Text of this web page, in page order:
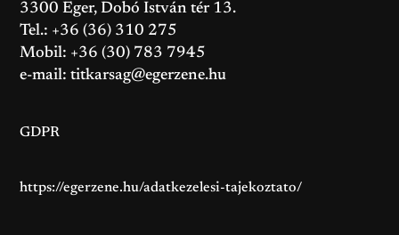
3300 Eger, Dobó István tér 13.
Tel.: +36 (36) 310 275
Mobil: +36 (30) 783 7945
e-mail:titkarsag@egerzene.hu
GDPR
https://egerzene.hu/adatkezelesi-tajekoztato/